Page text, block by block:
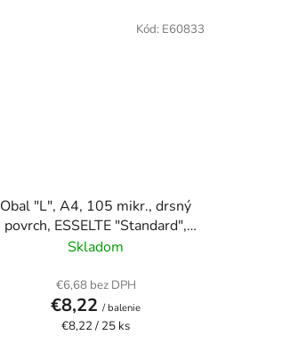
Obal "L", A4, 105 mikr., drsný
povrch, ESSELTE "Standard",
červený
Skladom
€6,68 bez DPH
€8,22/ balenie
Jednotková
€8,22 / 25 ks
Kód: E60833